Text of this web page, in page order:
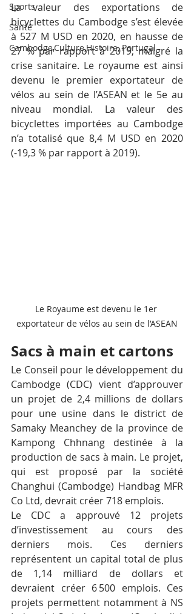
Sports
Santé
Cambodge,Culture,Histoire, Portugal
La valeur des exportations de
bicyclettes du Cambodge s’est élevée
à 527 M USD en 2020, en hausse de
27 % par rapport à 2019, malgré la
crise sanitaire. Le royaume est ainsi
devenu le premier exportateur de
vélos au sein de l’ASEAN et le 5e au
niveau mondial. La valeur des
bicyclettes importées au Cambodge
n’a totalisé que 8,4 M USD en 2020
(-19,3 % par rapport à 2019).
Le Royaume est devenu le 1er
exportateur de vélos au sein de l’ASEAN
Sacs à main et cartons
Le Conseil pour le développement du
Cambodge (CDC) vient d’approuver
un projet de 2,4 millions de dollars
pour une usine dans le district de
Samaky Meanchey de la province de
Kampong Chhnang destinée à la
production de sacs à main. Le projet,
qui est proposé par la société
Changhui (Cambodge) Handbag MFR
Co Ltd, devrait créer 718 emplois.
Le CDC a approuvé 12 projets
d’investissement au cours des
derniers mois. Ces derniers
représentent un capital total de plus
de 1,14 milliard de dollars et
devraient créer 6 500 emplois. Ces
projets permettent notamment à NS